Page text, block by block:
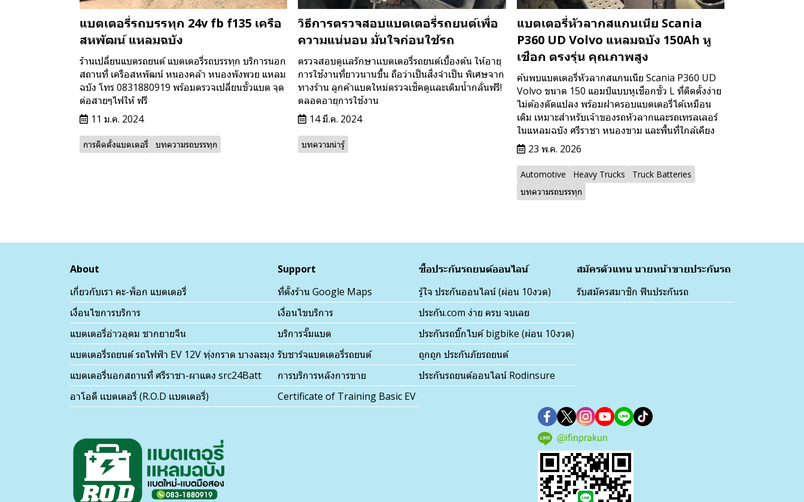
แบตเตอรี่รถบรรทุก 24v fb f135 เครือ
สหพัฒน์ แหลมฉบัง
ร้านเปลี่ยนแบตรถยนต์ แบตเตอรี่รถบรรทุก บริการนอก
สถานที่ เครือสหพัฒน์ หนองคล้า หนองพังพวย แหลม
ฉบัง โทร 0831880919 พร้อมตรวจเปลี่ยนขั้วแบต จุด
ต่อสายๆไฟให้ ฟรี
11 ม.ค. 2024
การติดตั้งแบตเตอรี่ บทความรถบรรทุก
วิธีการตรวจสอบแบตเตอรี่รถยนต์เพื่อ
ความแน่นอน มั่นใจก่อนใช้รถ
ตรวจสอบดูเเลรักษาเเบตเตอรี่รถยนต์เบื้องต้น ให้อายุ
การใช้งานที่ยาวนานขึ้น ถือว่าเป็นสิ่งจำเป็น พิเศษจาก
ทางร้าน ลูกค้าแบตใหม่ตรวจเช็คดูเเละเติมน้ำกลั่นฟรี!
ตลอดอายุการใช้งาน
14 มี.ค. 2024
บทความน่ารู้
แบตเตอรี่หัวลากสแกนเนีย Scania
P360 UD Volvo แหลมฉบัง 150Ah หู
เชือก ตรงรุ่น คุณภาพสูง
ค้นพบแบตเตอรี่หัวลากสแกนเนีย Scania P360 UD
Volvo ขนาด 150 แอมป์แบบหูเชือกขั้ว L ที่ติดตั้งง่าย
ไม่ต้องดัดแปลง พร้อมฝาครอบแบตเตอรี่ได้เหมือน
เดิม เหมาะสำหรับเจ้าของรถหัวลากและรถเทรลเลอร์
ในแหลมฉบัง ศรีราชา หนองขาม และพื้นที่ใกล้เคียง
23 พ.ค. 2026
Automotive Heavy Trucks
Truck Batteries
บทความรถบรรทุก
About
เกี่ยวกับเรา คะ-พ็อก แบตเตอรี่
เงื่อนไขการบริการ
แบตเตอรี่อ่าวอุดม ชากยายจีน
แบตเตอรี่รถยนต์ รถไฟฟ้า EV 12V ทุ่งกราด บางละมุง
แบตเตอรี่นอกสถานที่ ศรีราชา-ผาแดง src24Batt
อาโอดี เเบตเตอรี่ (R.O.D เเบตเตอรี่)
Support
ที่ตั้งร้าน Google Maps
เงื่อนไขบริการ
บริการจั๊มแบต
รับชาร์จแบตเตอรี่รถยนต์
การบริการหลังการขาย
Certificate of Training Basic EV
ซื้อประกันรถยนต์ออนไลน์
รู้ใจ ประกันออนไลน์ (ผ่อน 10งวด)
ประกัน.com ง่าย ครบ จบเลย
ประกันรถบิ๊กไบค์ bigbike (ผ่อน 10งวด)
ถูกถูก ประกันภัยรถยนต์
ประกันรถยนต์ออนไลน์ Rodinsure
สมัครตัวแทน นายหน้าขายประกันรถ
รับสมัครสมาชิก ฟินประกันรถ
@ifinprakun